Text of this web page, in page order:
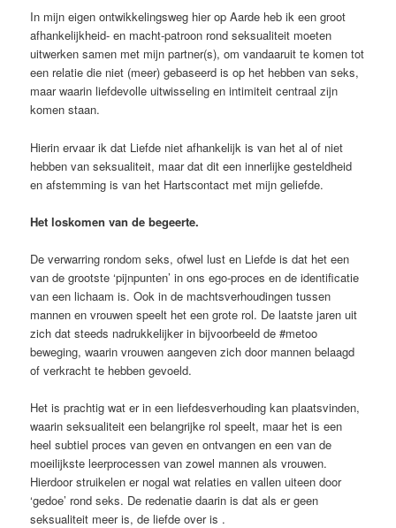
In mijn eigen ontwikkelingsweg hier op Aarde heb ik een groot
afhankelijkheid- en macht-patroon rond seksualiteit moeten
uitwerken samen met mijn partner(s), om vandaaruit te komen tot
een relatie die niet (meer) gebaseerd is op het hebben van seks,
maar waarin liefdevolle uitwisseling en intimiteit centraal zijn
komen staan.
Hierin ervaar ik dat Liefde niet afhankelijk is van het al of niet
hebben van seksualiteit, maar dat dit een innerlijke gesteldheid
en afstemming is van het Hartscontact met mijn geliefde.
Het loskomen van de begeerte.
De verwarring rondom seks, ofwel lust en Liefde is dat het een
van de grootste ‘pijnpunten’ in ons ego-proces en de identificatie
van een lichaam is. Ook in de machtsverhoudingen tussen
mannen en vrouwen speelt het een grote rol. De laatste jaren uit
zich dat steeds nadrukkelijker in bijvoorbeeld de #metoo
beweging, waarin vrouwen aangeven zich door mannen belaagd
of verkracht te hebben gevoeld.
Het is prachtig wat er in een liefdesverhouding kan plaatsvinden,
waarin seksualiteit een belangrijke rol speelt, maar het is een
heel subtiel proces van geven en ontvangen en een van de
moeilijkste leerprocessen van zowel mannen als vrouwen.
Hierdoor struikelen er nogal wat relaties en vallen uiteen door
‘gedoe’ rond seks. De redenatie daarin is dat als er geen
seksualiteit meer is, de liefde over is .